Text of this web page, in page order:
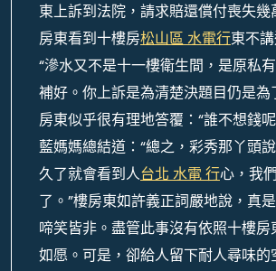
東上訴到法院，請求賠還償付喪失
房東看到十樓房松山區 水電行東不
“滲水又不是十一樓衛生間，是原私
補好。你上訴是為清楚決題目仍是為
房東似乎很有理地答覆：“誰不想錢
藍媽媽總結道：“總之，彩秀那丫頭
久了就會看到人台北 水電 行心，我
了。”樓房東如許義正詞嚴地說，真
啼笑皆非。盡管此事沒有依照十樓房
如愿。可是，卻給人留下耐人尋味的